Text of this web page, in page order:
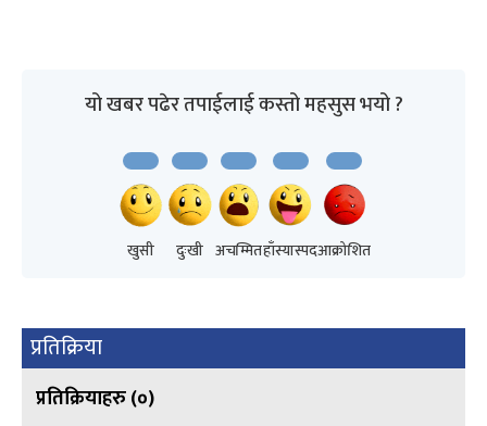
यो खबर पढेर तपाईलाई कस्तो महसुस भयो ?
खुसी दुःखी अचम्मितहाँस्यास्पदआक्रोशित
प्रतिक्रिया
प्रतिक्रियाहरु (०)